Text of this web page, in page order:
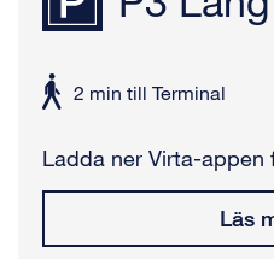
2 min till Terminal
Ladda ner Virta-appen
Läs